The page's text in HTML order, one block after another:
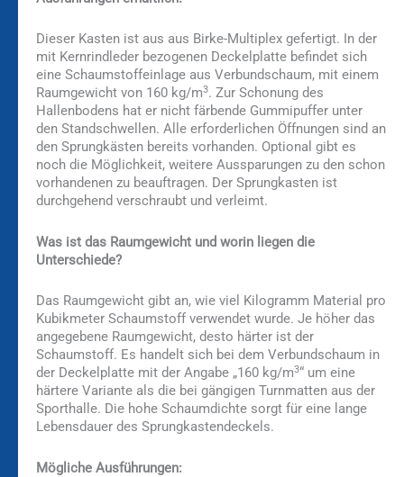
Dieser Kasten ist aus aus Birke-Multiplex gefertigt. In der
mit Kernrindleder bezogenen Deckelplatte befindet sich
eine Schaumstoffeinlage aus Verbundschaum, mit einem
Raumgewicht von 160 kg/m3. Zur Schonung des
Hallenbodens hat er nicht färbende Gummipuffer unter
den Standschwellen. Alle erforderlichen Öffnungen sind an
den Sprungkästen bereits vorhanden. Optional gibt es
noch die Möglichkeit, weitere Aussparungen zu den schon
vorhandenen zu beauftragen. Der Sprungkasten ist
durchgehend verschraubt und verleimt.
Was ist das Raumgewicht und worin liegen die
Unterschiede?
Das Raumgewicht gibt an, wie viel Kilogramm Material pro
Kubikmeter Schaumstoff verwendet wurde. Je höher das
angegebene Raumgewicht, desto härter ist der
Schaumstoff. Es handelt sich bei dem Verbundschaum in
der Deckelplatte mit der Angabe „160 kg/m3“ um eine
härtere Variante als die bei gängigen Turnmatten aus der
Sporthalle. Die hohe Schaumdichte sorgt für eine lange
Lebensdauer des Sprungkastendeckels.
Mögliche Ausführungen: